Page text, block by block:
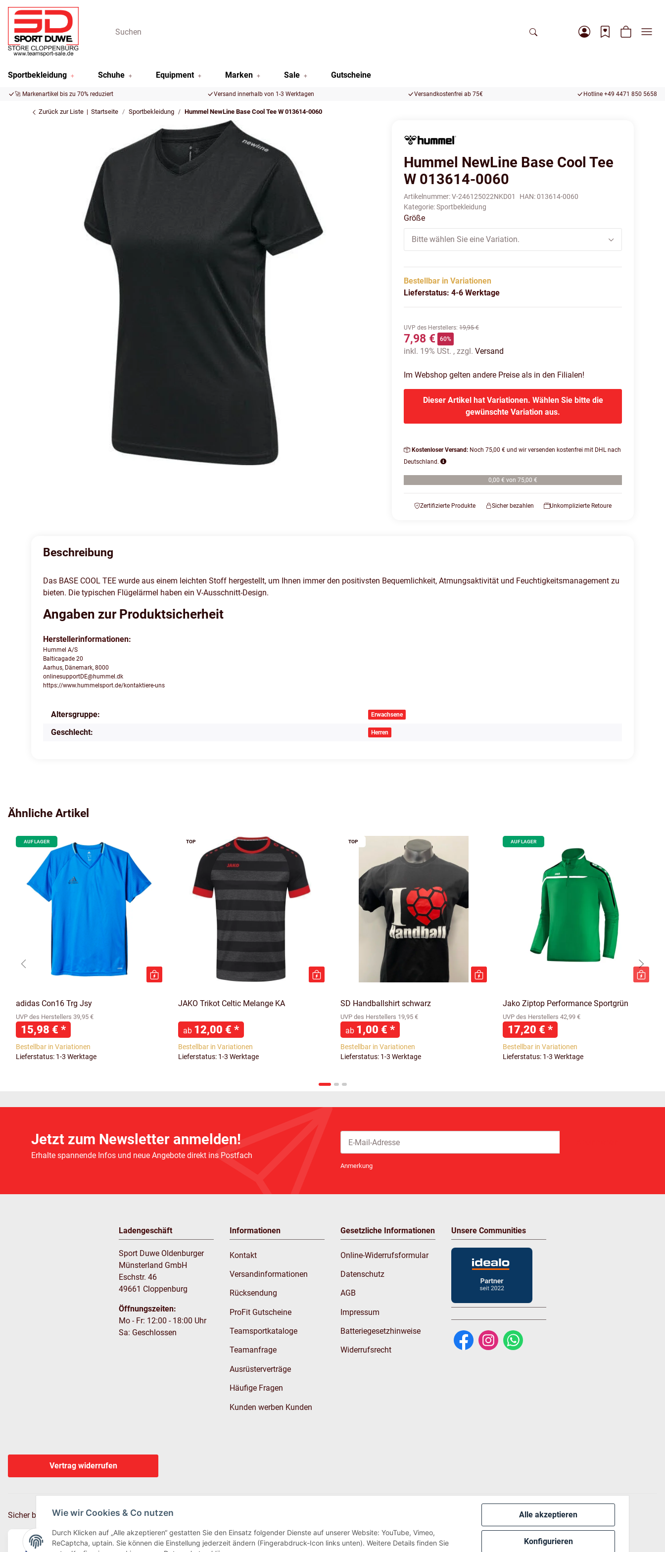
Alle akzeptieren
Konfigurieren
Wie wir Cookies & Co nutzen
Durch Klicken auf „Alle akzeptieren“ gestatten Sie den Einsatz folgender Dienste auf unserer Website: YouTube, Vimeo,
ReCaptcha, uptain. Sie können die Einstellung jederzeit ändern (Fingerabdruck-Icon links unten). Weitere Details finden Sie
Sportbekleidung Schuhe Equipment Marken Sale Gutscheine
🚀 Markenartikel bis zu 70% reduziert Versand innerhalb von 1-3 Werktagen Versandkostenfrei ab 75€ Hotline +49 4471 850 5658
Zurück zur Liste Startseite Sportbekleidung Hummel NewLine Base Cool Tee W 013614-0060
Hummel NewLine Base Cool Tee
W 013614-0060
Artikelnummer:V-246125022NKD01 HAN:013614-0060
Kategorie:Sportbekleidung
Größe
Bitte wählen Sie eine Variation.
Bestellbar in Variationen
Lieferstatus: 4-6 Werktage
UVP des Herstellers:19,95 €
7,98 € 60%
inkl. 19% USt. , zzgl.Versand
Im Webshop gelten andere Preise als in den Filialen!
Dieser Artikel hat Variationen. Wählen Sie bitte die
gewünschte Variation aus.
Kostenloser Versand: Noch 75,00 € und wir versenden kostenfrei mit DHL nach
Deutschland.
0,00 € von 75,00 €
Zertifizierte Produkte Sicher bezahlen Unkomplizierte Retoure
Beschreibung
Das BASE COOL TEE wurde aus einem leichten Stoff hergestellt, um Ihnen immer den positivsten Bequemlichkeit, Atmungsaktivität und Feuchtigkeitsmanagement zu
bieten. Die typischen Flügelärmel haben ein V-Ausschnitt-Design.
Angaben zur Produktsicherheit
Herstellerinformationen:
Hummel A/S
Balticagade 20
Aarhus, Dänemark, 8000
onlinesupportDE@hummel.dk
https://www.hummelsport.de/kontaktiere-uns
Produkteigenschaft
Wert
Altersgruppe: Erwachsene
Geschlecht: Herren
Ähnliche Artikel
AUF LAGER
adidas Con16 Trg Jsy
UVP des Herstellers 39,95 €
15,98 € *
Bestellbar in Variationen
Lieferstatus: 1-3 Werktage
TOP
JAKO Trikot Celtic Melange KA
ab 12,00 € *
Bestellbar in Variationen
Lieferstatus: 1-3 Werktage
TOP
SD Handballshirt schwarz
UVP des Herstellers 19,95 €
ab 1,00 € *
Bestellbar in Variationen
Lieferstatus: 1-3 Werktage
AUF LAGER
Jako Ziptop Performance Sportgrün
UVP des Herstellers 42,99 €
17,20 € *
Bestellbar in Variationen
Lieferstatus: 1-3 Werktage
Jetzt zum Newsletter anmelden!
Erhalte spannende Infos und neue Angebote direkt ins Postfach
Anmerkung
Ladengeschäft
Sport Duwe Oldenburger
Münsterland GmbH
Eschstr. 46
49661 Cloppenburg
Öffnungszeiten:
Mo - Fr: 12:00 - 18:00 Uhr
Sa: Geschlossen
Informationen
Kontakt
Versandinformationen
Rücksendung
ProFit Gutscheine
Teamsportkataloge
Teamanfrage
Ausrüsterverträge
Häufige Fragen
Kunden werben Kunden
Gesetzliche Informationen
Online-Widerrufsformular
Datenschutz
AGB
Impressum
Batteriegesetzhinweise
Widerrufsrecht
Unsere Communities
Vertrag widerrufen
Sicher bezahlen via: